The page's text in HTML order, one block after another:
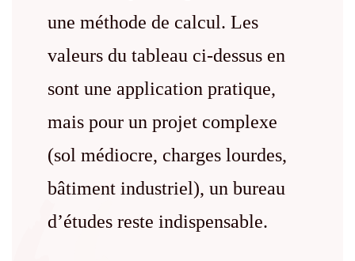
une méthode de calcul. Les
valeurs du tableau ci-dessus en
sont une application pratique,
mais pour un projet complexe
(sol médiocre, charges lourdes,
bâtiment industriel), un bureau
d’études reste indispensable.